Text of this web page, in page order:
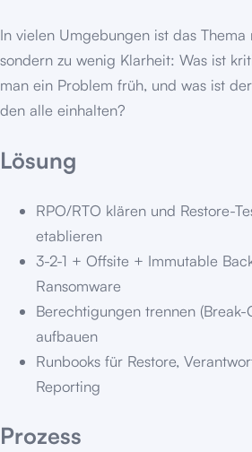
In vielen Umgebungen ist das Thema
sondern zu wenig Klarheit: Was ist
man ein Problem früh, und was ist
den alle einhalten?
Lösung
RPO/RTO klären und Restore-
etablieren
3-2-1 + Offsite + Immutable
Ransomware
Berechtigungen trennen
aufbauen
Runbooks für Restore,
Reporting
Prozess